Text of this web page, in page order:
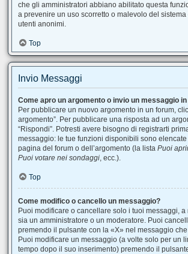
che gli amministratori abbiano abilitato questa
a prevenire un uso scorretto o malevolo del
utenti anonimi.
Top
Invio Messaggi
Come apro un argomento o invio un messaggio
Per pubblicare un nuovo argomento in un forum,
argomento”. Per pubblicare una risposta ad un
“Rispondi”. Potresti avere bisogno di registrarti
messaggio: le tue funzioni disponibili sono
pagina del forum o dell’argomento (la lista Puoi
Puoi votare nei sondaggi, ecc.).
Top
Come modifico o cancello un messaggio?
Puoi modificare o cancellare solo i tuoi messaggi, a
sia un amministratore o un moderatore. Puoi
premendo il pulsante con la «X» nel messaggio
Puoi modificare un messaggio (a volte solo per un
tempo dopo il suo inserimento) premendo il